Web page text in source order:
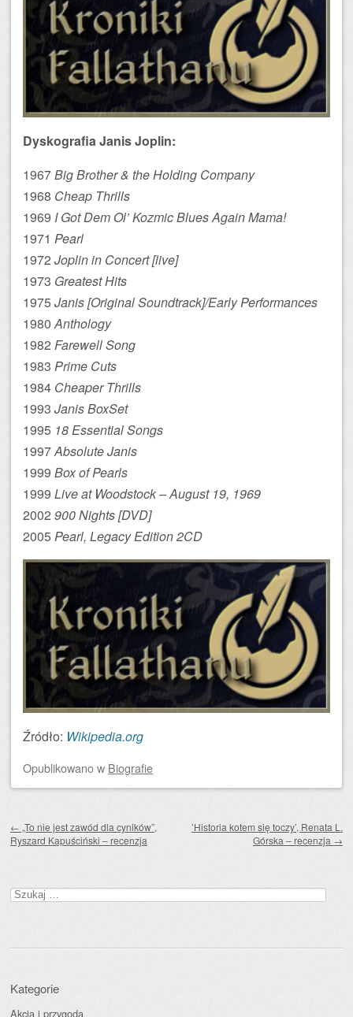
Dyskografia Janis Joplin:
1967Big Brother & the Holding Company
1968 Cheap Thrills
1969 I Got Dem Ol’ Kozmic Blues Again Mama!
1971 Pearl
1972 Joplin in Concert [live]
1973 Greatest Hits
1975Janis [Original Soundtrack]/Early Performances
1980Anthology
1982 Farewell Song
1983 Prime Cuts
1984 Cheaper Thrills
1993 Janis BoxSet
1995 18 Essential Songs
1997Absolute Janis
1999 Box of Pearls
1999 Live at Woodstock – August 19, 1969
2002 900 Nights [DVD]
2005Pearl, Legacy Edition 2CD
Źródło: Wikipedia.org
Opublikowanow Biografie
← „To nie jest zawód dla cyników”,
Ryszard Kapuściński – recenzja
’Historia kotem się toczy’, Renata L.
Górska – recenzja →
Szukaj:
Kategorie
Akcja i przygoda